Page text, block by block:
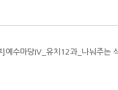
]예수마당IV_유치12과_나눠주는